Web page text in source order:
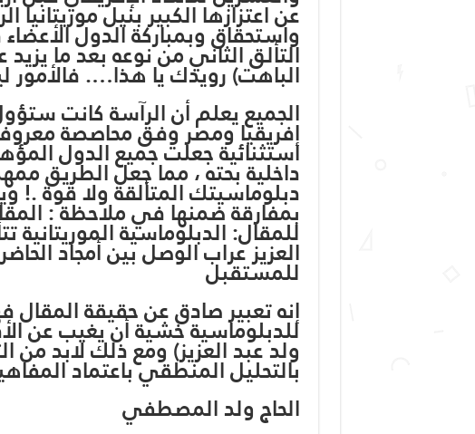
عن اعتزازها الكبير بنيل موريتانيا
واستحقاق وبمباركة الدول
التألق الثاني من نوعه بعد ما
الباهت) رويدك يا هذا….
الجميع يعلم أن الرآسة كانت
إفريقيا ومصر وفق محاصصة
استثنائية جعلت جميع الدول
داخلية بحته ، مما جعل الطريق
دبلوماسيتك المتألقة ولا قوة .!
بمفارقة ضمنها في ملاحظة :
للمقال: الدبلوماسية
العزيز عراب الوصل بين أمجاد
للمستقبل
إنه تعبير صادق عن حقيقة المقال
للدبلوماسية خشية أن يغيب عن
ولد عبد العزيز) ومع ذلك لابد
بالتحليل المنطقي باعتماد
الحاج ولد المصطفي